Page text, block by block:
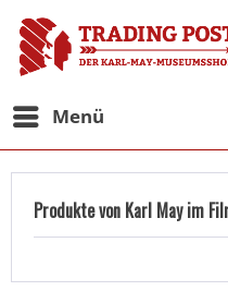
Menü
Produkte von Karl May im